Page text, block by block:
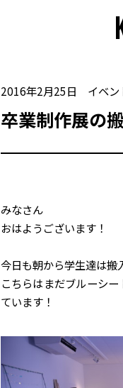
2016年2月25日 イベン
卒業制作展の
みなさん
おはようございます！
今日も朝から学生達は搬
こちらはまだブルーシ
ています！